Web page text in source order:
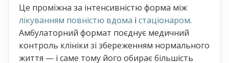
Це проміжна за інтенсивністю форма між
лікуванням повністю вдома і стаціонаром.
Амбулаторний формат поєднує медичний
контроль клініки зі збереженням нормального
життя — і саме тому його обирає більшість